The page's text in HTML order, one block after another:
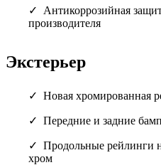
Антикоррозийная
производителя
Экстерьер
Новая хромированная
Передние и задние
Продольные рейлинги
хром